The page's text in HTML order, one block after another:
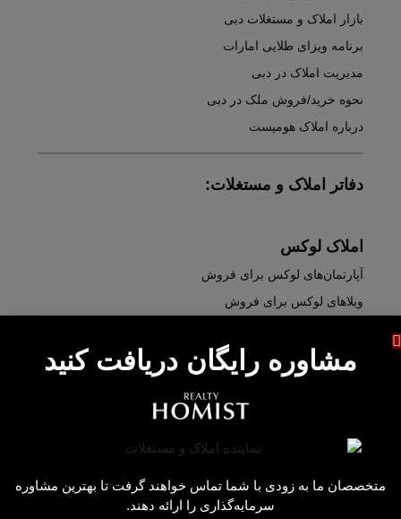
بازار املاک و مستغلات دبی
برنامه ویزای طلایی امارات
مدیریت املاک در دبی
نحوه خرید/فروش ملک در دبی
درباره املاک هومیست
دفاتر املاک و مستغلات:
املاک لوکس
آپارتمان‌های لوکس برای فروش
ویلاهای لوکس برای فروش
پنت هاوس های لوکس برای فروش
آپارتمان‌های لوکس برای اجاره
ویلاهای لوکس برای اجاره
پنت هاوس های لوکس برای اجاره
مشاوره رایگان دریافت کنید
متخصصان ما به زودی با شما تماس خواهند گرفت تا بهترین مشاوره
سرمایه‌گذاری را ارائه دهند.